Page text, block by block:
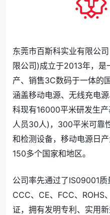
东莞市百斯科实业有限公
限公司)成立于2013年，是
产、销售3C数码于一体的
涵盖移动电源、无线充电
科现有16000平米研发生
人员30人)，300平米可靠
和检测设备，移动电源日
150多个国家和地区。
公司率先通过了IS09001质
CCC、CE、FCC、ROHS
证，拥有发明专利、实用